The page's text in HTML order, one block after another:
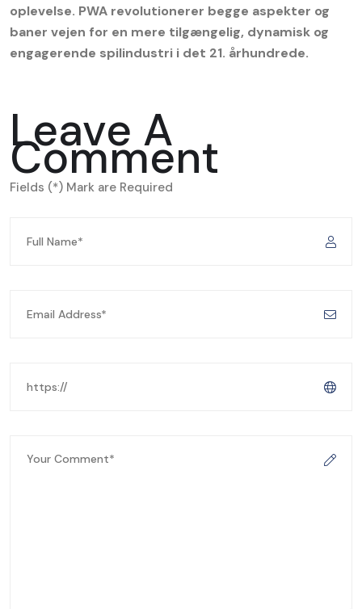
oplevelse. PWA revolutionerer begge aspekter og
baner vejen for en mere tilgængelig, dynamisk og
engagerende spilindustri i det 21. århundrede.
Leave A
Comment
Fields (*) Mark are Required